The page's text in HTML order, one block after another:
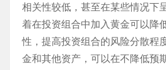
相关性较低，甚至在某些情况下
着在投资组合中加入黄金可以降
性，提高投资组合的风险分散程
金和其他资产，可以在不降低预